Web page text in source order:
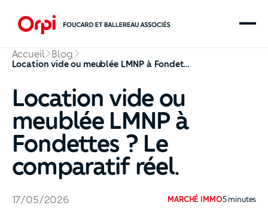
Accueil Blog
Location vide ou meublée LMNP à Fondettes ? Le comparatif réel.
Location vide ou
meublée LMNP à
Fondettes ? Le
comparatif réel.
17/05/2026 MARCHÉ IMMO5minutes